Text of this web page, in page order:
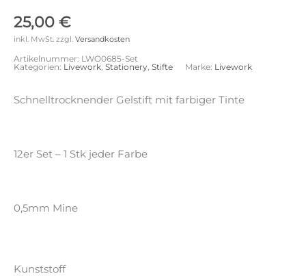
25,00 €
inkl. MwSt. zzgl. Versandkosten
Artikelnummer: LWO0685-Set
Kategorien: Livework Stationery Stifte Marke: Livework
Schnelltrocknender Gelstift mit farbiger Tinte
12er Set – 1 Stk jeder Farbe
0,5mm Mine
Kunststoff